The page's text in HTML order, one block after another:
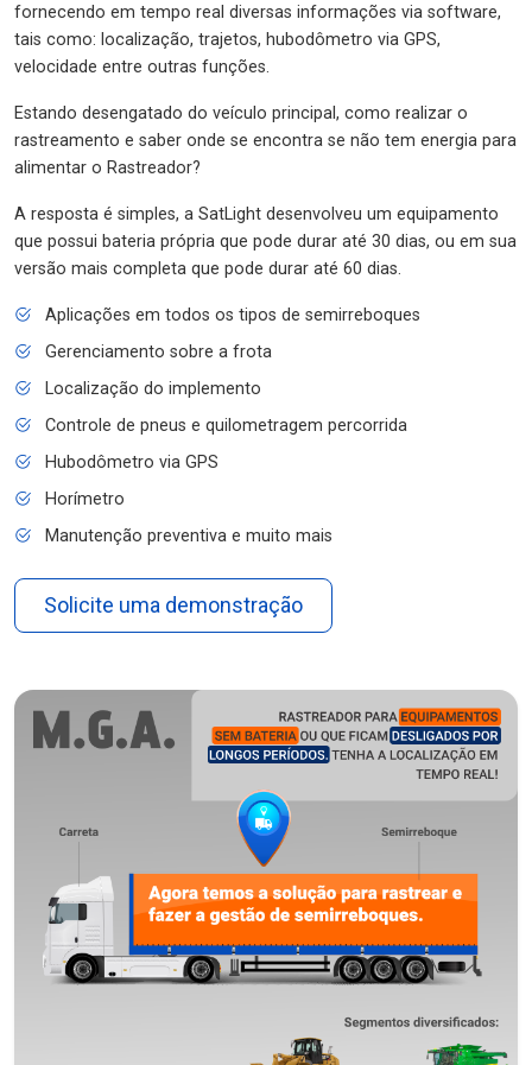
fornecendo em tempo real diversas informações via software,
tais como: localização, trajetos, hubodômetro via GPS,
velocidade entre outras funções.
Estando desengatado do veículo principal, como realizar o
rastreamento e saber onde se encontra se não tem energia para
alimentar o Rastreador?
A resposta é simples, a SatLight desenvolveu um equipamento
que possui bateria própria que pode durar até 30 dias, ou em sua
versão mais completa que pode durar até 60 dias.
Aplicações em todos os tipos de semirreboques
Gerenciamento sobre a frota
Localização do implemento
Controle de pneus e quilometragem percorrida
Hubodômetro via GPS
Horímetro
Manutenção preventiva e muito mais
Solicite uma demonstração